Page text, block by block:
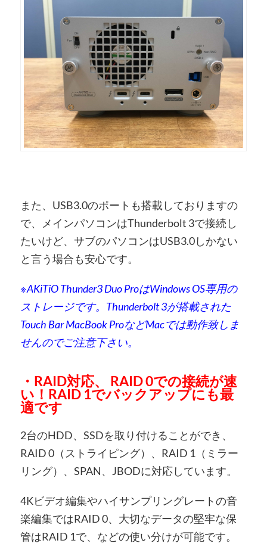
また、USB3.0のポートも搭載しておりますの
で、メインパソコンはThunderbolt 3で接続し
たいけど、サブのパソコンはUSB3.0しかない
と言う場合も安心です。
※AKiTiO Thunder3 Duo ProはWindows OS専用の
ストレージです。Thunderbolt 3が搭載された
Touch Bar MacBook ProなどMacでは動作致しま
せんのでご注意下さい。
・RAID対応、 RAID 0での接続が速
い！RAID 1でバックアップにも最
適です
2台のHDD、SSDを取り付けることができ、
RAID 0（ストライピング）、RAID 1（ミラー
リング）、SPAN、JBODに対応しています。
4Kビデオ編集やハイサンプリングレートの音
楽編集ではRAID 0、大切なデータの堅牢な保
管はRAID 1で、などの使い分けが可能です。